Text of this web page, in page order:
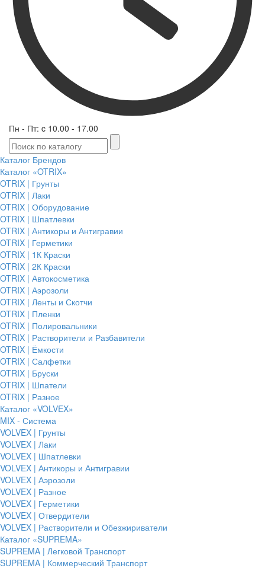
Пн - Пт: c 10.00 - 17.00
Каталог Брендов
Каталог «OTRIX»
OTRIX | Грунты
OTRIX | Лаки
OTRIX | Оборудование
OTRIX | Шпатлевки
OTRIX | Антикоры и Антигравии
OTRIX | Герметики
OTRIX | 1К Краски
OTRIX | 2К Краски
OTRIX | Автокосметика
OTRIX | Аэрозоли
OTRIX | Ленты и Скотчи
OTRIX | Пленки
OTRIX | Полировальники
OTRIX | Растворители и Разбавители
OTRIX | Ёмкости
OTRIX | Салфетки
OTRIX | Бруски
OTRIX | Шпатели
OTRIX | Разное
Каталог «VOLVEX»
MIX - Система
VOLVEX | Грунты
VOLVEX | Лаки
VOLVEX | Шпатлевки
VOLVEX | Антикоры и Антигравии
VOLVEX | Аэрозоли
VOLVEX | Разное
VOLVEX | Герметики
VOLVEX | Отвердители
VOLVEX | Растворители и Обезжириватели
Каталог «SUPREMA»
SUPREMA | Легковой Транспорт
SUPREMA | Коммерческий Транспорт